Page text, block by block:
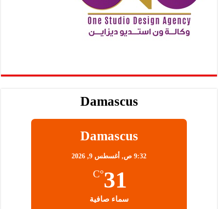
Damascus
Damascus
9:32 ص, أغسطس 9, 2026
31
°C
سماء صافية